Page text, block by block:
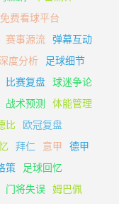
免费看球平台
赛事源流
弹幕互动
度分析
足球细节
比赛复盘
球迷争论
战术预测
体能管理
比
欧冠复盘
拜仁 意甲
德甲
策
足球回忆
门将失误
姆巴佩